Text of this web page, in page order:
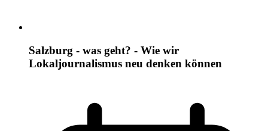
Salzburg - was geht? - Wie wir
Lokaljournalismus neu denken können